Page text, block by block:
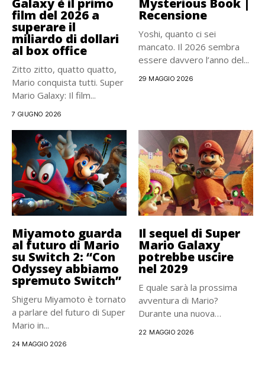
film del 2026 a
superare il
miliardo di dollari
al box office
Zitto zitto, quatto quatto,
Mario conquista tutti. Super
Mario Galaxy: Il film...
7 GIUGNO 2026
Recensione
Yoshi, quanto ci sei
mancato. Il 2026 sembra
essere davvero l’anno del...
29 MAGGIO 2026
Miyamoto guarda
al futuro di Mario
su Switch 2: “Con
Odyssey abbiamo
spremuto Switch”
Shigeru Miyamoto è tornato
a parlare del futuro di Super
Mario in...
24 MAGGIO 2026
Il sequel di Super
Mario Galaxy
potrebbe uscire
nel 2029
E quale sarà la prossima
avventura di Mario?
Durante una nuova
22 MAGGIO 2026